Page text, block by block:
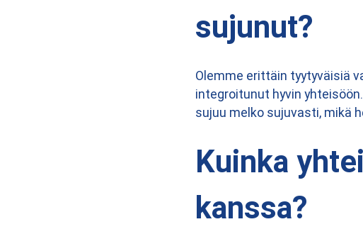
sujunut?
Olemme erittäin tyytyväisiä
integroitunut hyvin
sujuu melko sujuvasti, mikä
Kuinka
kanssa?